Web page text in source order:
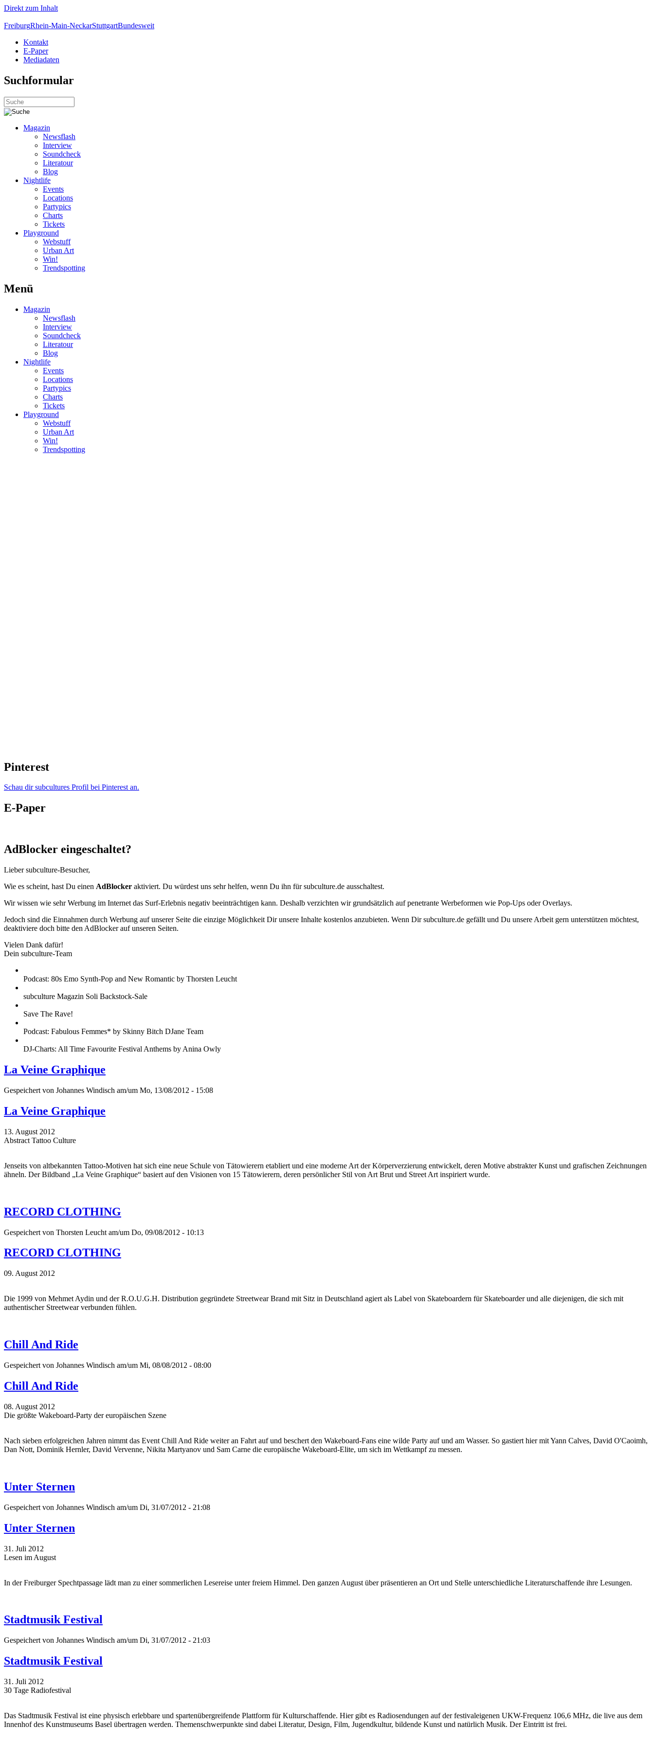
Direkt zum Inhalt
FreiburgRhein-Main-NeckarStuttgartBundesweit
Kontakt
E-Paper
Mediadaten
Suchformular
Magazin
Newsflash
Interview
Soundcheck
Literatour
Blog
Nightlife
Events
Locations
Partypics
Charts
Tickets
Playground
Webstuff
Urban Art
Win!
Trendspotting
Menü
Magazin
Newsflash
Interview
Soundcheck
Literatour
Blog
Nightlife
Events
Locations
Partypics
Charts
Tickets
Playground
Webstuff
Urban Art
Win!
Trendspotting
Pinterest
Schau dir subcultures Profil bei Pinterest an.
E-Paper
AdBlocker eingeschaltet?
Lieber subculture-Besucher,
Wie es scheint, hast Du einen AdBlocker aktiviert. Du würdest uns sehr helfen, wenn Du ihn für subculture.de ausschaltest.
Wir wissen wie sehr Werbung im Internet das Surf-Erlebnis negativ beeinträchtigen kann. Deshalb verzichten wir grundsätzlich auf penetrante Werbeformen wie Pop-Ups oder Overlays.
Jedoch sind die Einnahmen durch Werbung auf unserer Seite die einzige Möglichkeit Dir unsere Inhalte kostenlos anzubieten. Wenn Dir subculture.de gefällt und Du unsere Arbeit gern unterstützen möchtest,
deaktiviere doch bitte den AdBlocker auf unseren Seiten.
Vielen Dank dafür!
Dein subculture-Team
Podcast: 80s Emo Synth-Pop and New Romantic by Thorsten Leucht
subculture Magazin Soli Backstock-Sale
Save The Rave!
Podcast: Fabulous Femmes* by Skinny Bitch DJane Team
DJ-Charts: All Time Favourite Festival Anthems by Anina Owly
La Veine Graphique
Gespeichert von Johannes Windisch am/um Mo, 13/08/2012 - 15:08
La Veine Graphique
13. August 2012
Abstract Tattoo Culture
Jenseits von altbekannten Tattoo-Motiven hat sich eine neue Schule von Tätowierern etabliert und eine moderne Art der Körperverzierung entwickelt, deren Motive abstrakter Kunst und grafischen Zeichnungen
ähneln. Der Bildband „La Veine Graphique“ basiert auf den Visionen von 15 Tätowierern, deren persönlicher Stil von Art Brut und Street Art inspiriert wurde.
RECORD CLOTHING
Gespeichert von Thorsten Leucht am/um Do, 09/08/2012 - 10:13
RECORD CLOTHING
09. August 2012
Die 1999 von Mehmet Aydin und der R.O.U.G.H. Distribution gegründete Streetwear Brand mit Sitz in Deutschland agiert als Label von Skateboardern für Skateboarder und alle diejenigen, die sich mit
authentischer Streetwear verbunden fühlen.
Chill And Ride
Gespeichert von Johannes Windisch am/um Mi, 08/08/2012 - 08:00
Chill And Ride
08. August 2012
Die größte Wakeboard-Party der europäischen Szene
Nach sieben erfolgreichen Jahren nimmt das Event Chill And Ride weiter an Fahrt auf und beschert den Wakeboard-Fans eine wilde Party auf und am Wasser. So gastiert hier mit Yann Calves, David O'Caoimh,
Dan Nott, Dominik Hernler, David Vervenne, Nikita Martyanov und Sam Carne die europäische Wakeboard-Elite, um sich im Wettkampf zu messen.
Unter Sternen
Gespeichert von Johannes Windisch am/um Di, 31/07/2012 - 21:08
Unter Sternen
31. Juli 2012
Lesen im August
In der Freiburger Spechtpassage lädt man zu einer sommerlichen Lesereise unter freiem Himmel. Den ganzen August über präsentieren an Ort und Stelle unterschiedliche Literaturschaffende ihre Lesungen.
Stadtmusik Festival
Gespeichert von Johannes Windisch am/um Di, 31/07/2012 - 21:03
Stadtmusik Festival
31. Juli 2012
30 Tage Radiofestival
Das Stadtmusik Festival ist eine physisch erlebbare und spartenübergreifende Plattform für Kulturschaffende. Hier gibt es Radiosendungen auf der festivaleigenen UKW-Frequenz 106,6 MHz, die live aus dem
Innenhof des Kunstmuseums Basel übertragen werden. Themenschwerpunkte sind dabei Literatur, Design, Film, Jugendkultur, bildende Kunst und natürlich Musik. Der Eintritt ist frei.